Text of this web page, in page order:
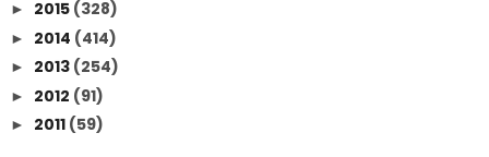
► 2015 (328)
► 2014 (414)
► 2013 (254)
► 2012 (91)
► 2011 (59)